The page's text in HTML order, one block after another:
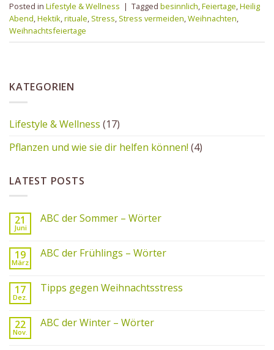
Posted in Lifestyle & Wellness | Tagged besinnlich,Feiertage,Heilig
Abend,Hektik,rituale, Stress, Stress vermeiden,Weihnachten,
Weihnachtsfeiertage
KATEGORIEN
Lifestyle & Wellness (17)
Pflanzen und wie sie dir helfen können! (4)
LATEST POSTS
21
Juni
ABC der Sommer – Wörter
19
März
ABC der Frühlings – Wörter
17
Dez.
Tipps gegen Weihnachtsstress
22
Nov.
ABC der Winter – Wörter